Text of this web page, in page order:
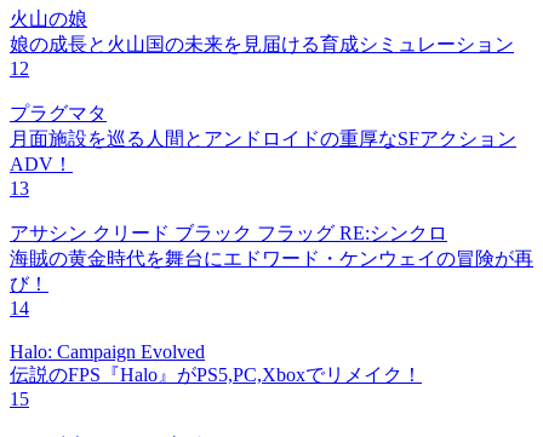
火山の娘
娘の成長と火山国の未来を見届ける育成シミュレーション
12
プラグマタ
月面施設を巡る人間とアンドロイドの重厚なSFアクション
ADV！
13
アサシン クリード ブラック フラッグ RE:シンクロ
海賊の黄金時代を舞台にエドワード・ケンウェイの冒険が再
び！
14
Halo: Campaign Evolved
伝説のFPS『Halo』がPS5,PC,Xboxでリメイク！
15